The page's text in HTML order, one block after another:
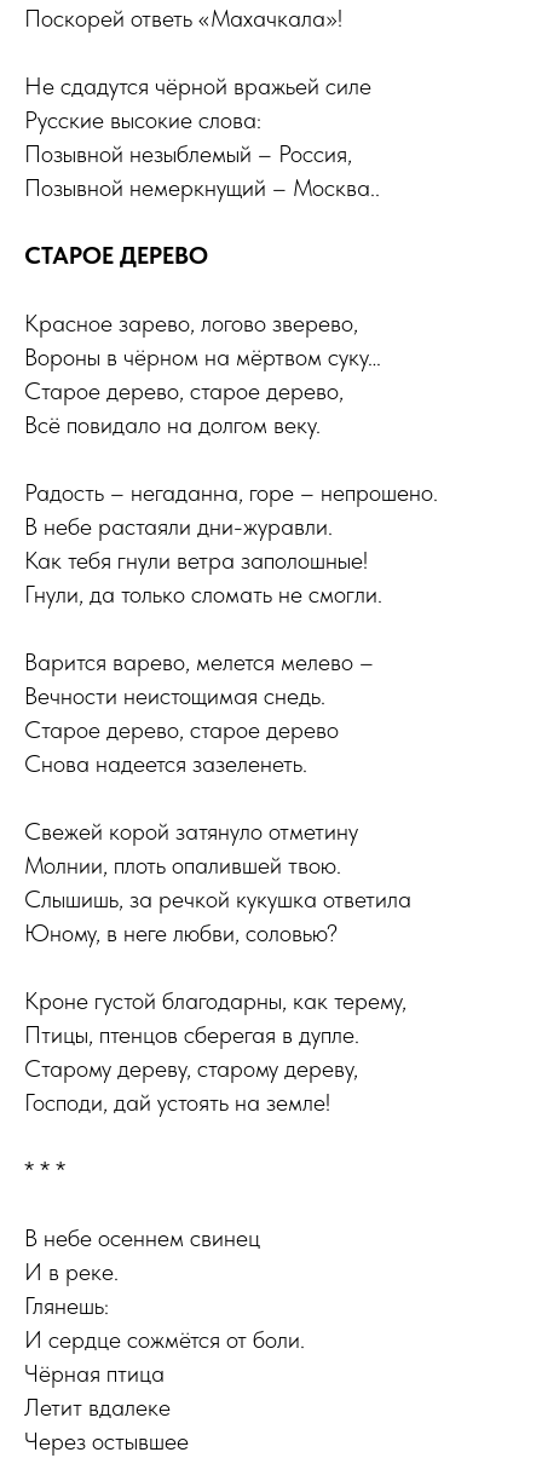
Поскорей ответь «Махачкала»!
Не сдадутся чёрной вражьей силе
Русские высокие слова:
Позывной незыблемый – Россия,
Позывной немеркнущий – Москва..
СТАРОЕ ДЕРЕВО
Красное зарево, логово зверево,
Вороны в чёрном на мёртвом суку…
Старое дерево, старое дерево,
Всё повидало на долгом веку.
Радость – негаданна, горе – непрошено.
В небе растаяли дни-журавли.
Как тебя гнули ветра заполошные!
Гнули, да только сломать не смогли.
Варится варево, мелется мелево –
Вечности неистощимая снедь.
Старое дерево, старое дерево
Снова надеется зазеленеть.
Свежей корой затянуло отметину
Молнии, плоть опалившей твою.
Слышишь, за речкой кукушка ответила
Юному, в неге любви, соловью?
Кроне густой благодарны, как терему,
Птицы, птенцов сберегая в дупле.
Старому дереву, старому дереву,
Господи, дай устоять на земле!
* * *
В небе осеннем свинец
И в реке.
Глянешь:
И сердце сожмётся от боли.
Чёрная птица
Летит вдалеке
Через остывшее